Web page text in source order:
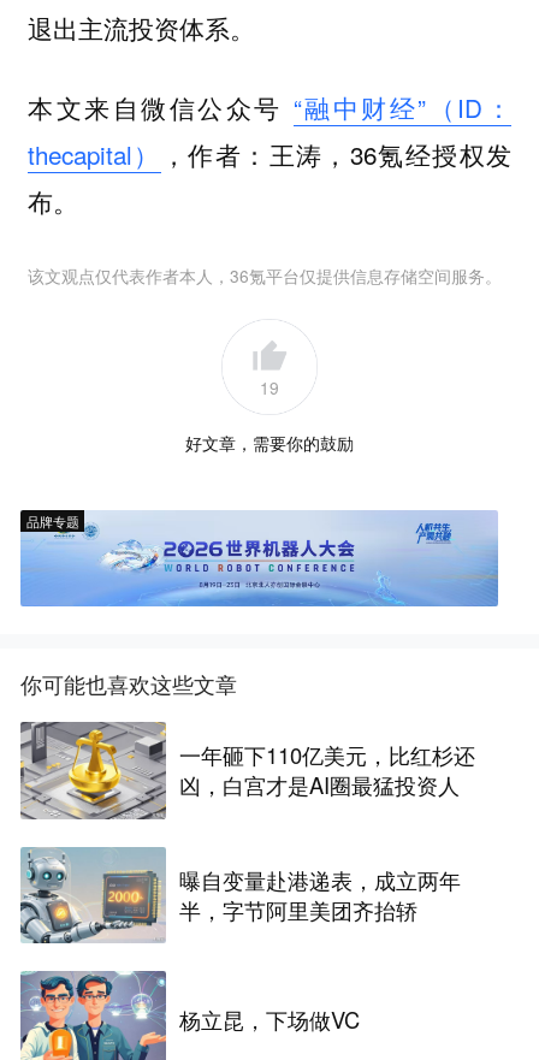
退出主流投资体系。
本文来自微信公众号 “融中财经”（ID：
thecapital）
，作者：王涛，36氪经授权发
布。
该文观点仅代表作者本人，36氪平台仅提供信息存储空间服务。
19
好文章，需要你的鼓励
品牌专题
你可能也喜欢这些文章
一年砸下110亿美元，比红杉还
凶，白宫才是AI圈最猛投资人
曝自变量赴港递表，成立两年
半，字节阿里美团齐抬轿
杨立昆，下场做VC